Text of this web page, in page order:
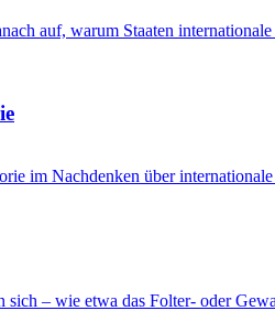
auf, warum Staaten
im Nachdenken über
– wie etwa das Folter- oder